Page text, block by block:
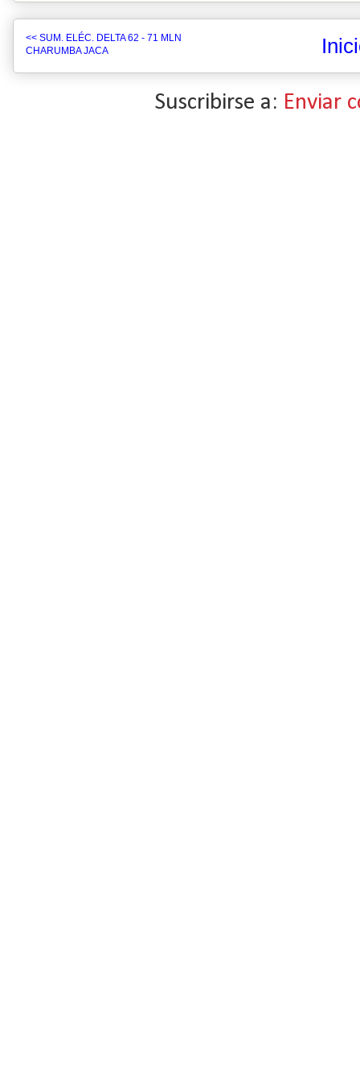
<< SUM. ELÉC. DELTA 62 - 71 MLN
CHARUMBA JACA
Suscribirse a: Enviar